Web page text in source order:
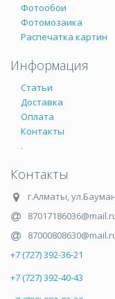
Фотообои
Фотомозаика
Распечатка картин
Информация
Статьи
Доставка
Оплата
Контакты
.
Контакты
г.Алматы,
+7 (727) 392-36-21
+7 (727) 392-40-43